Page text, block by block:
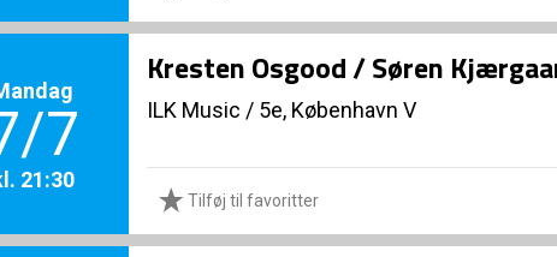
7
21:30
Kresten Osgood / Søren
ILK Music / 5e, København V
Tilføj til favoritter